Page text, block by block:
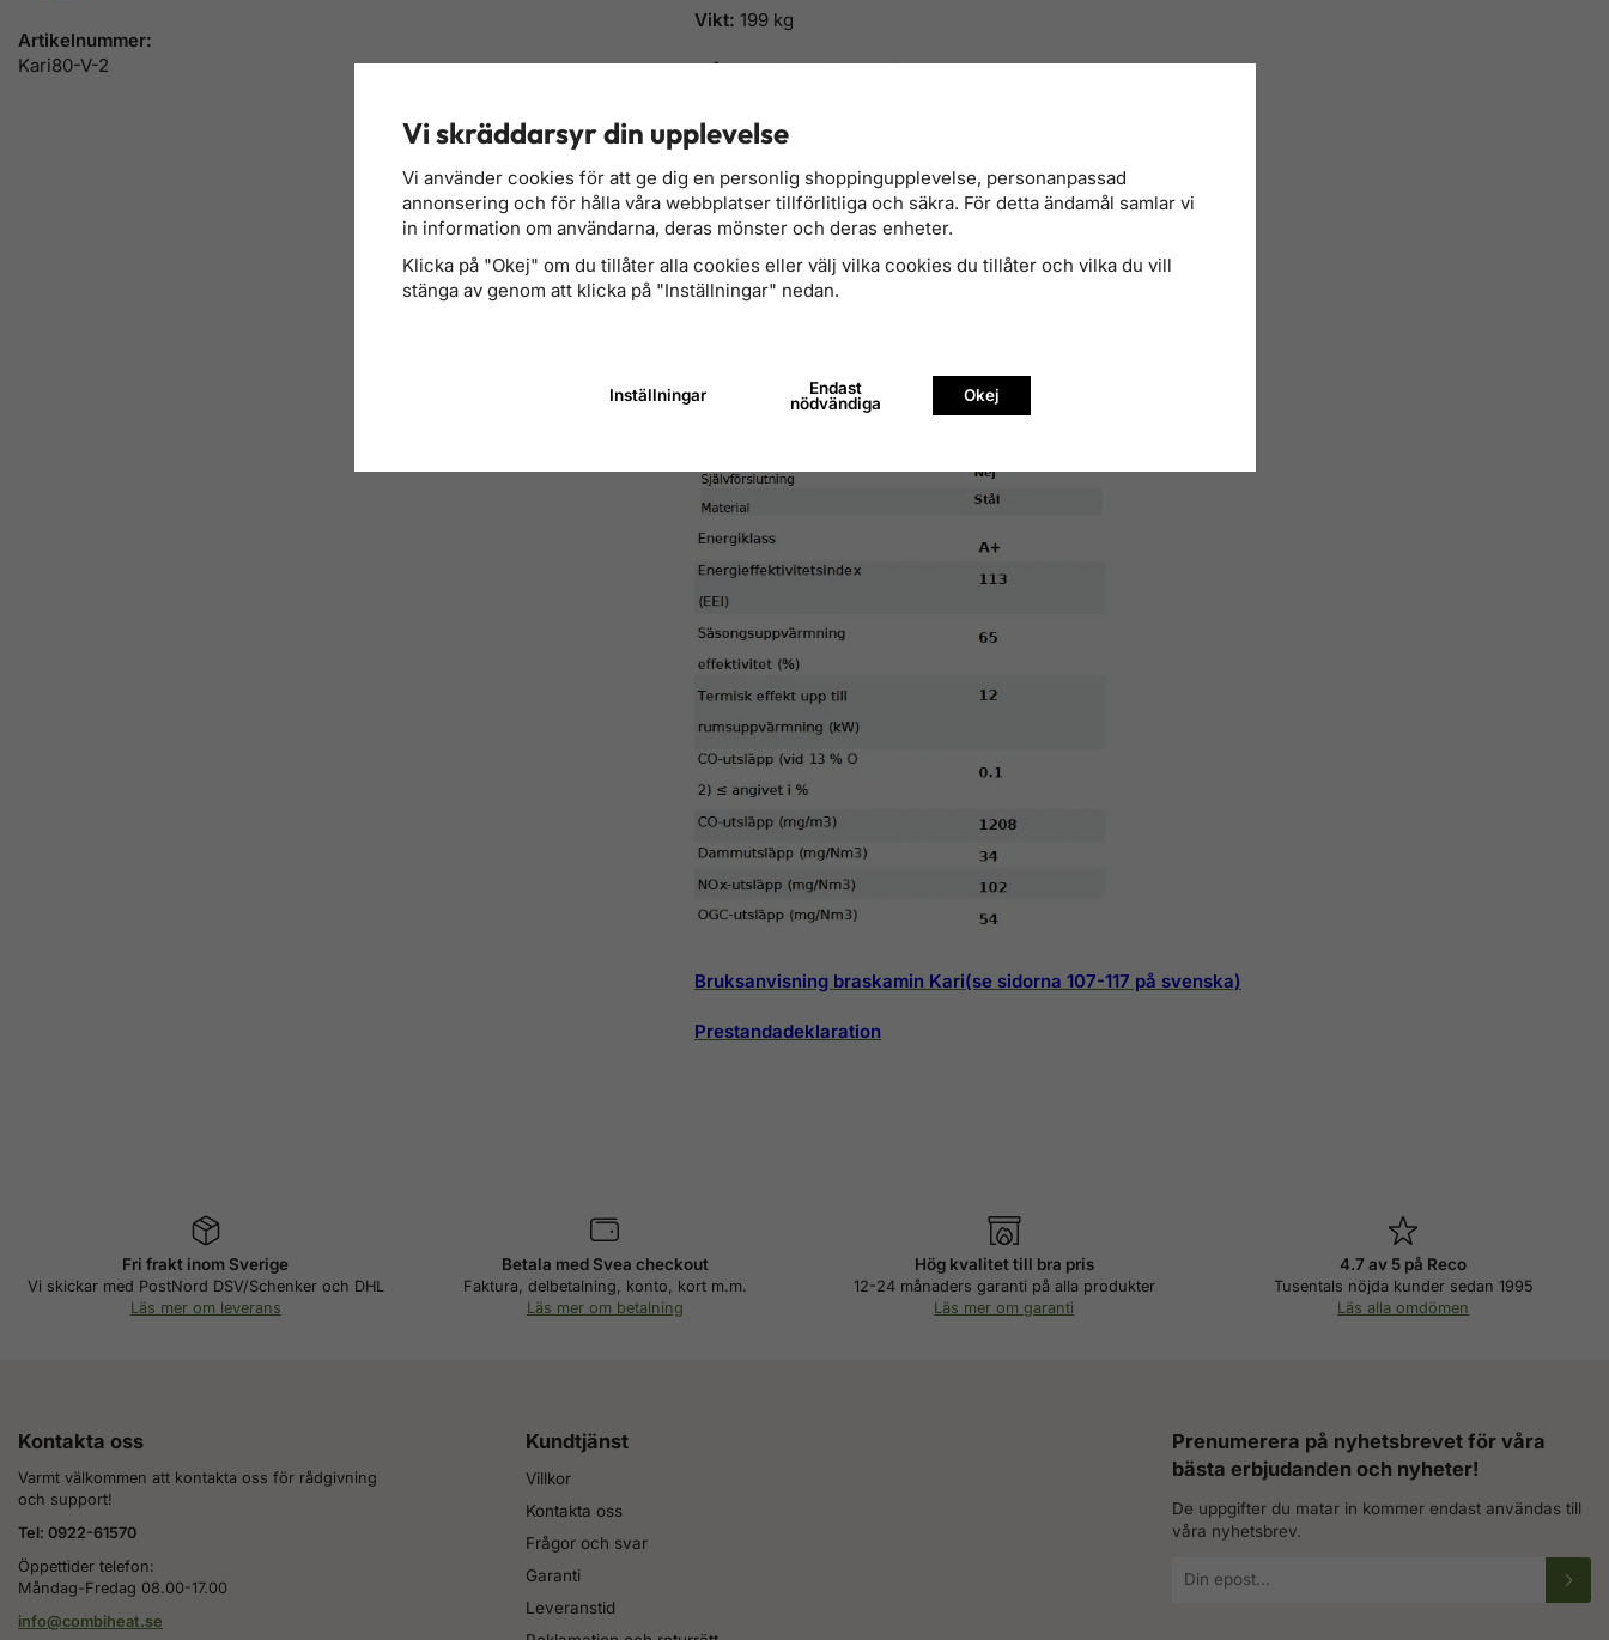
Artikelnummer:
Kari80-V-2
Vikt: 199 kg
Mått:B770*L500*H668mm
Braskamin Kari 80- Tekniska data
Bruksanvisning braskamin Kari(se sidorna 107-117 på svenska)
Prestandadeklaration
Fri frakt inom Sverige
Vi skickar med PostNord DSV/Schenker och DHL
Läs mer om leverans
Betala med Svea checkout
Faktura, delbetalning, konto, kort m.m.
Läs mer om betalning
Hög kvalitet till bra pris
12-24 månaders garanti på alla produkter
Läs mer om garanti
4.7 av 5 på Reco
Tusentals nöjda kunder sedan 1995
Läs alla omdömen
Kontakta oss
Varmt välkommen att kontakta oss för rådgivning
och support!
Tel: 0922-61570
Öppettider telefon:
Måndag-Fredag 08.00-17.00
info@combiheat.se
Kundtjänst
Villkor
Kontakta oss
Frågor och svar
Garanti
Leveranstid
Prenumerera på nyhetsbrevet för våra
bästa erbjudanden och nyheter!
De uppgifter du matar in kommer endast användas till
våra nyhetsbrev.
postadress
Vi skräddarsyr din upplevelse
Vi använder cookies för att ge dig en personlig shoppingupplevelse, personanpassad
annonsering och för hålla våra webbplatser tillförlitliga och säkra. För detta ändamål samlar vi
in information om användarna, deras mönster och deras enheter.
Klicka på "Okej" om du tillåter alla cookies eller välj vilka cookies du tillåter och vilka du vill
stänga av genom att klicka på "Inställningar" nedan.
Inställningar
Endast
nödvändiga
Okej